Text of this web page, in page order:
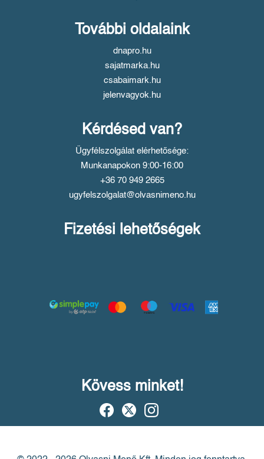
További oldalaink
dnapro.hu
sajatmarka.hu
csabaimark.hu
jelenvagyok.hu
Kérdésed van?
Ügyfélszolgálat elérhetősége:
Munkanapokon 9:00-16:00
+36 70 949 2665
ugyfelszolgalat@olvasnimeno.hu
Fizetési lehetőségek
Kövess minket!